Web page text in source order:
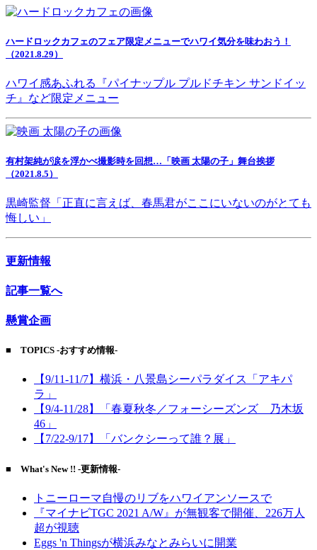
ハードロックカフェのフェア限定メニューでハワイ気分を味わおう！
（2021.8.29）
ハワイ感あふれる『パイナップル プルドチキン サンドイッ
チ』など限定メニュー
有村架純が涙を浮かべ撮影時を回想…「映画 太陽の子」舞台挨拶
（2021.8.5）
黒崎監督「正直に言えば、春馬君がここにいないのがとても
悔しい」
更新情報
記事一覧へ
懸賞企画
■ TOPICS -おすすめ情報-
【9/11-11/7】横浜・八景島シーパラダイス「アキパ
ラ」
【9/4-11/28】「春夏秋冬／フォーシーズンズ 乃木坂
46」
【7/22-9/17】「バンクシーって誰？展」
■ What's New !! -更新情報-
トニーローマ自慢のリブをハワイアンソースで
『マイナビTGC 2021 A/W』が無観客で開催、226万人
超が視聴
Eggs 'n Thingsが横浜みなとみらいに開業